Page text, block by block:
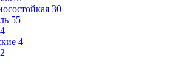
30
55
4
4
2